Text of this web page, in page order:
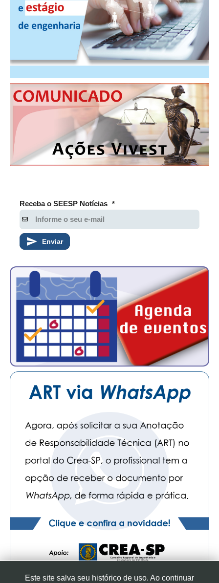
CONTATO
CADASTRO
ATUALIZAÇÃO CADASTRAL
NÚCLEO JOVEM
Receba o SEESP Notícias *
Enviar
Este site salva seu histórico de uso. Ao continuar